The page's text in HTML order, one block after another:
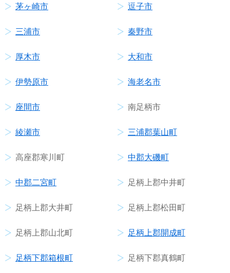
茅ヶ崎市 逗子市
三浦市 秦野市
厚木市 大和市
伊勢原市 海老名市
座間市 南足柄市
綾瀬市 三浦郡葉山町
高座郡寒川町 中郡大磯町
中郡二宮町 足柄上郡中井町
足柄上郡大井町 足柄上郡松田町
足柄上郡山北町 足柄上郡開成町
足柄下郡箱根町 足柄下郡真鶴町